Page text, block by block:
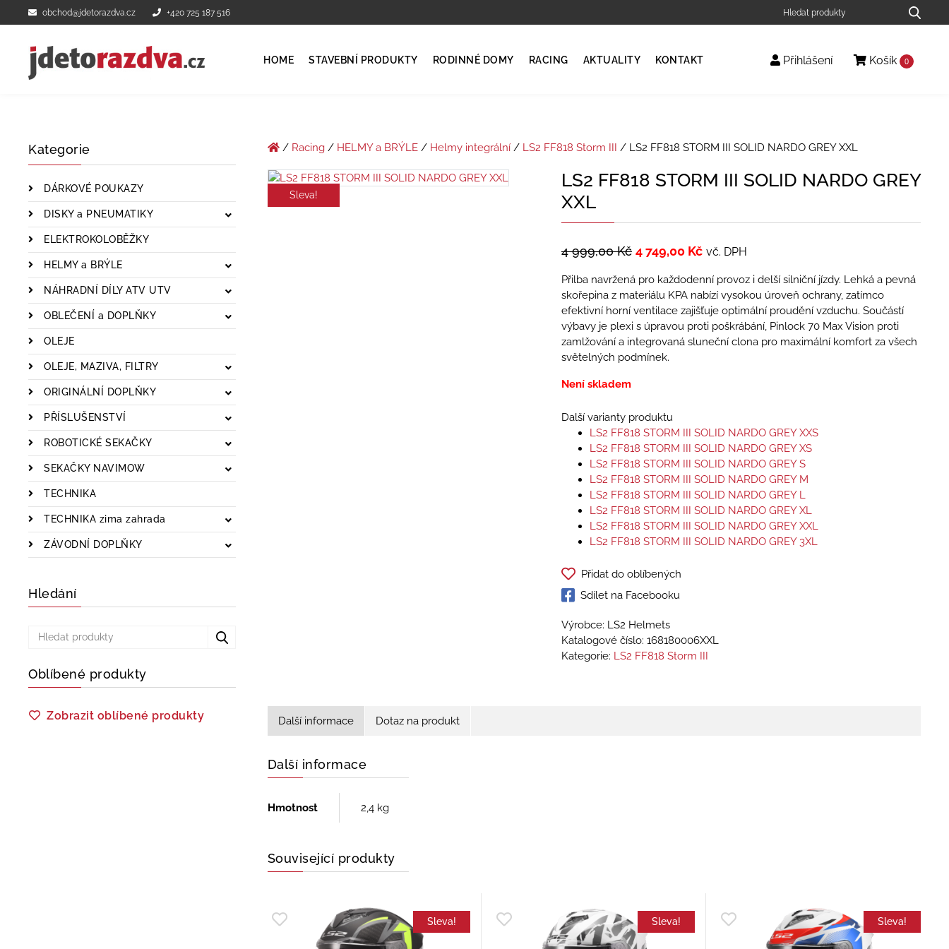
obchod@jdetorazdva.cz +420 725 187 516
HOME STAVEBNÍ PRODUKTY RODINNÉ DOMY RACING AKTUALITY KONTAKT Přihlášení Košík 0
Kategorie
DÁRKOVÉ POUKAZY
DISKY a PNEUMATIKY
ELEKTROKOLOBĚŽKY
HELMY a BRÝLE
NÁHRADNÍ DÍLY ATV UTV
OBLEČENÍ a DOPLŇKY
OLEJE
OLEJE, MAZIVA, FILTRY
ORIGINÁLNÍ DOPLŇKY
PŘÍSLUŠENSTVÍ
ROBOTICKÉ SEKAČKY
SEKAČKY NAVIMOW
TECHNIKA
TECHNIKA zima zahrada
ZÁVODNÍ DOPLŇKY
Hledání
Oblíbené produkty
Zobrazit oblíbené produkty
/ Racing/ HELMY a BRÝLE/ Helmy integrální/ LS2 FF818 Storm III / LS2 FF818 STORM III SOLID NARDO GREY XXL
Sleva!
LS2 FF818 STORM III SOLID NARDO GREY
XXL
4 999,00Kč 4 749,00 Kč vč. DPH
Přilba navržená pro každodenní provoz i delší silniční jízdy. Lehká a pevná
skořepina z materiálu KPA nabízí vysokou úroveň ochrany, zatímco
efektivní horní ventilace zajišťuje optimální proudění vzduchu. Součástí
výbavy je plexi s úpravou proti poškrábání, Pinlock 70 Max Vision proti
zamlžování a integrovaná sluneční clona pro maximální komfort za všech
světelných podmínek.
Není skladem
Další varianty produktu
LS2 FF818 STORM III SOLID NARDO GREY XXS
LS2 FF818 STORM III SOLID NARDO GREY XS
LS2 FF818 STORM III SOLID NARDO GREY S
LS2 FF818 STORM III SOLID NARDO GREY M
LS2 FF818 STORM III SOLID NARDO GREY L
LS2 FF818 STORM III SOLID NARDO GREY XL
LS2 FF818 STORM III SOLID NARDO GREY XXL
LS2 FF818 STORM III SOLID NARDO GREY 3XL
Přidat do oblíbených
Sdílet na Facebooku
Výrobce: LS2 Helmets
Katalogové číslo: 168180006XXL
Kategorie: LS2 FF818 Storm III
Další informace Dotaz na produkt
Další informace
Hmotnost 2,4 kg
Související produkty
Sleva! Sleva! Sleva!